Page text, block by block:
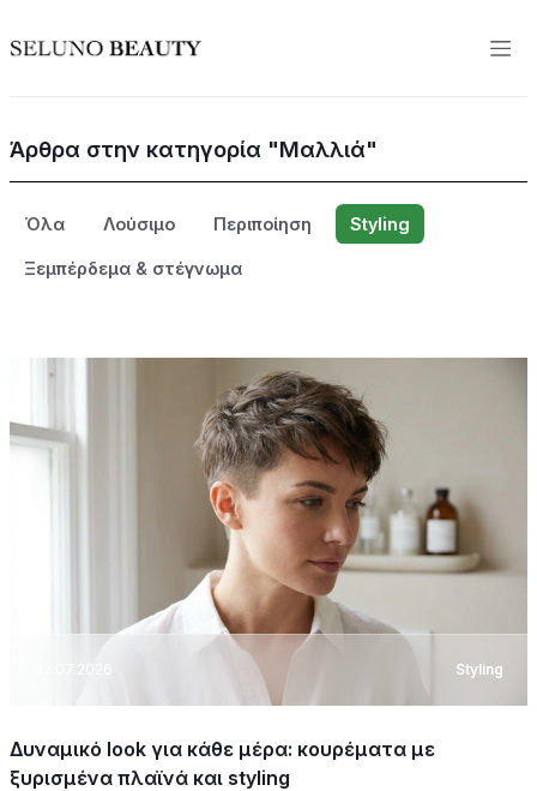
Άρθρα στην κατηγορία "Μαλλιά"
Όλα Λούσιμο Περιποίηση Styling
Ξεμπέρδεμα & στέγνωμα
Styling
Δυναμικό look για κάθε μέρα: κουρέματα με
ξυρισμένα πλαϊνά και styling